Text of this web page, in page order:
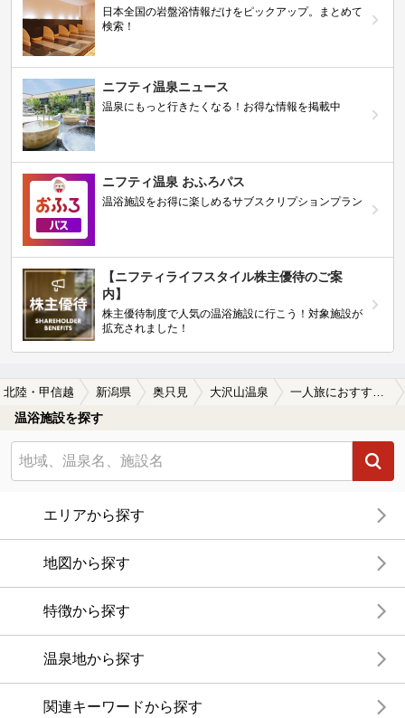
日本全国の岩盤浴情報だけをピックアップ。まとめて
検索！
ニフティ温泉ニュース
温泉にもっと行きたくなる！お得な情報を掲載中
ニフティ温泉 おふろパス
温浴施設をお得に楽しめるサブスクリプションプラン
【ニフティライフスタイル株主優待のご案
内】
株主優待制度で人気の温浴施設に行こう！対象施設が
拡充されました！
北陸・甲信越 新潟県 奥只見 大沢山温泉
温浴施設を探す
エリアから探す
地図から探す
特徴から探す
温泉地から探す
関連キーワードから探す